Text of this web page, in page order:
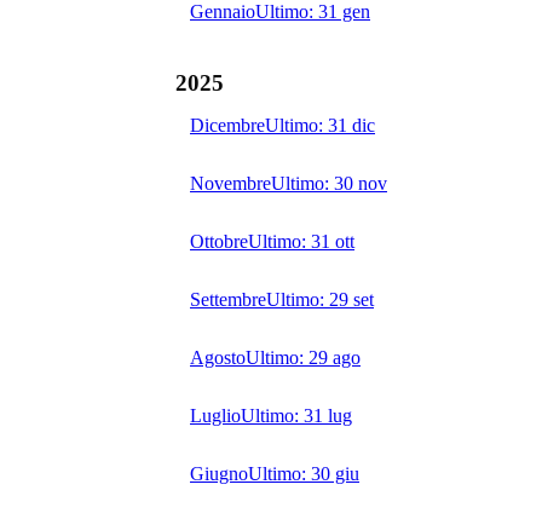
GennaioUltimo: 31 gen
2025
DicembreUltimo: 31 dic
NovembreUltimo: 30 nov
OttobreUltimo: 31 ott
SettembreUltimo: 29 set
AgostoUltimo: 29 ago
LuglioUltimo: 31 lug
GiugnoUltimo: 30 giu